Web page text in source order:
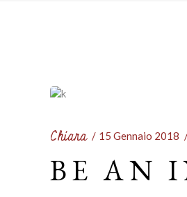
Chiara 15 Gennaio 2018
BE AN